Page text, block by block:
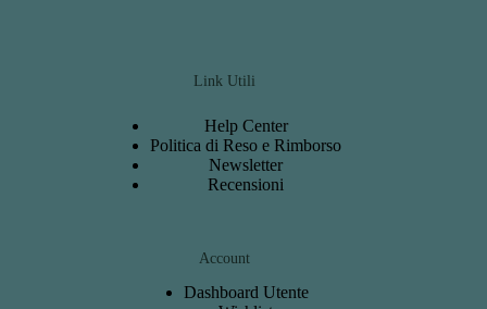
Link Utili
Help Center
Politica di Reso e Rimborso
Newsletter
Recensioni
Account
Dashboard Utente